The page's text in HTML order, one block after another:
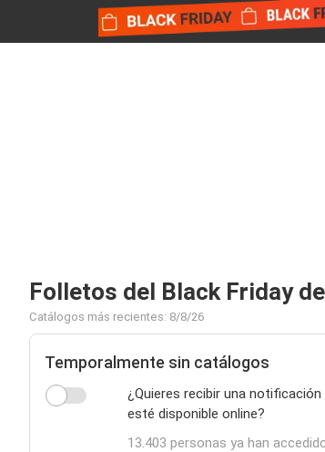
Folletos del Black Friday
Catálogos más recientes: 8/8/26
Temporalmente sin catálogos
¿Quieres recibir una
esté disponible online?
13.403 personas ya han